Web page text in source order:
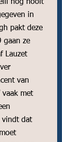
nog nooit
in
pakt deze
gaan ze
Lauzet
van
vaak met
vindt dat